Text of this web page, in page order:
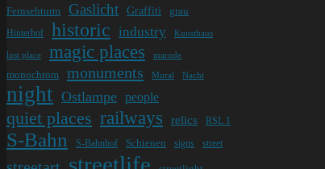
Fernsehturm Gaslicht Graffiti grau
Hinterhof historic industry Kunsthaus
lost place magic places marode
monochrom monuments Mural Nacht
night Ostlampe people
quiet places railways relics RSL 1
S-Bahn S-Bahnhof Schienen signs street